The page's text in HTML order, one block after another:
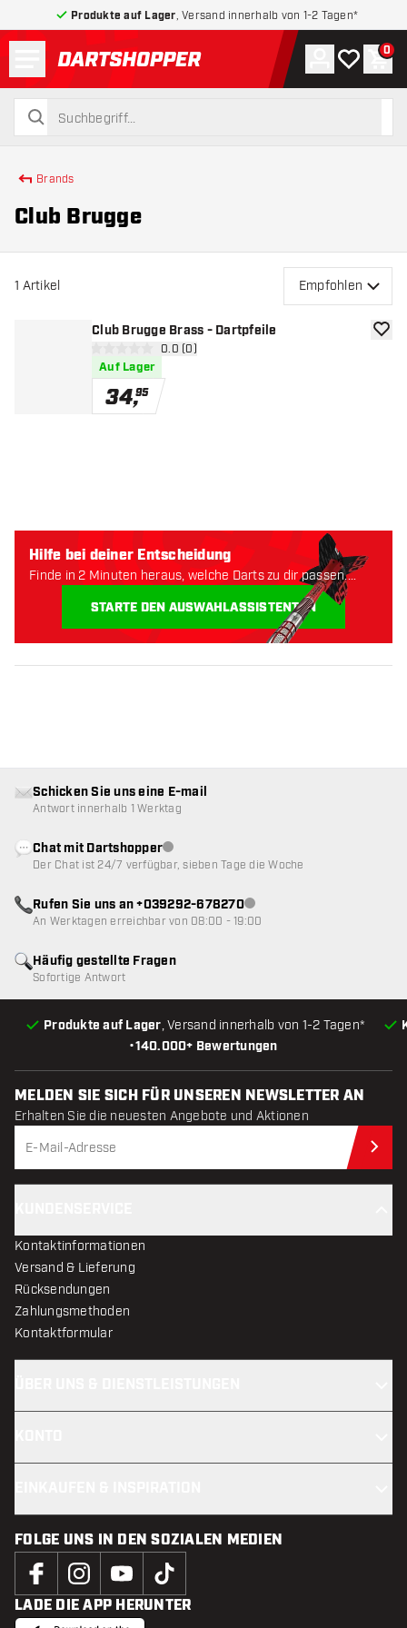
Produkte auf Lager , Versand innerhalb von 1-2 Tagen*
zurück zur Startseite
suchen
suchen
Konto
Meine 0
Brands
Club Brugge
1 Artikel Empfohlen
Club Brugge Brass - Dartpfeile
Bewertungsbereich öffnen
0 Bewertungssterne
0.0 (0)
Auf Lager
34,95
Zur
Hilfe bei deiner Entscheidung
Finde in 2 Minuten heraus, welche Darts zu dir passen.
STARTE DEN AUSWAHLASSISTENTEN
•140.000+ Bewertungen
Produkte auf Lager, Versand innerhalb von 1-2 Tagen*
Häufig gestellte Fragen
Sofortige Antwort
Schicken Sie uns eine E-mail
Antwort innerhalb 1 Werktag
Chat mit DartshopperKundenservice nicht verfügbar
Der Chat ist 24/7 verfügbar, sieben Tage die Woche
Rufen Sie uns an +039292-678270Kundenservice nicht
An Werktagen erreichbar von 08:00 - 19:00
MELDEN SIE SICH FÜR UNSEREN NEWSLETTER AN
Erhalten Sie die neuesten Angebote und Aktionen
Kontaktinformationen
Versand & Lieferung
Rücksendungen
Zahlungsmethoden
Kontaktformular
FOLGE UNS IN DEN SOZIALEN MEDIEN
LADE DIE APP HERUNTER